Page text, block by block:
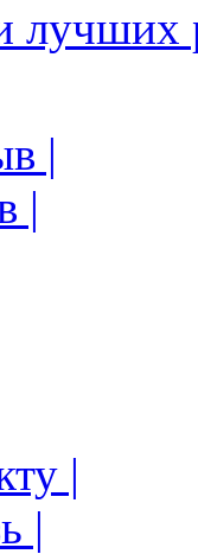
лучших
|
|
|
|